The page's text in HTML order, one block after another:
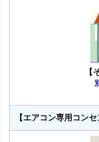
【
【エアコン専用コン